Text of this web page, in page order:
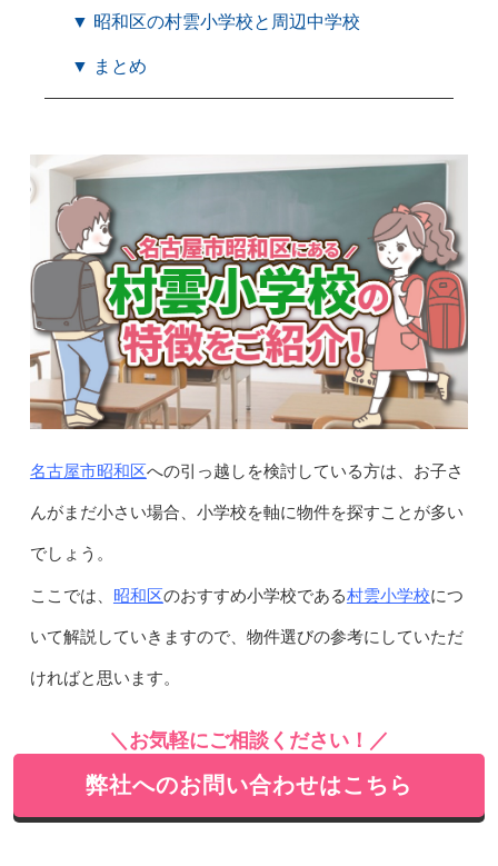
▼ 昭和区の村雲小学校と周辺中学校
▼ まとめ
名古屋市昭和区への引っ越しを検討している方は、お子さ
んがまだ小さい場合、小学校を軸に物件を探すことが多い
でしょう。
ここでは、 昭和区のおすすめ小学校である村雲小学校につ
いて解説していきますので、物件選びの参考にしていただ
ければと思います。
＼お気軽にご相談ください！／
弊社へのお問い合わせはこちら